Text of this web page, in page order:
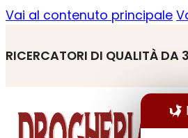
Vai al contenuto principale
RICERCATORI DI QUALITÀ DA